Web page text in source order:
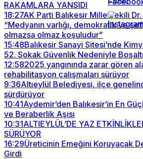
RAKAMLARA YANSIDI
18:27AK Parti Balıkesir Milletvekili
“Medyanın varlığı, demokratik ve
olmazsa olmaz koşuludur”
15:48Balıkesir Sanayi Sitesi’nde
52. Sokak Güvenlik Nedeniyle
12:582025 yangınında zarar gören
rehabilitasyon çalışmaları sürüyor
9:36Altıeylül Belediyesi, ilçe
sürdürüyor
10:41Aydemir’den Balıkesir’in En
ve Beraberlik Aşısı
10:31ALTIEYLÜL’DE YAZ
SÜRÜYOR
16:29Üreticinin Emeğini Koruyacak
Girdi